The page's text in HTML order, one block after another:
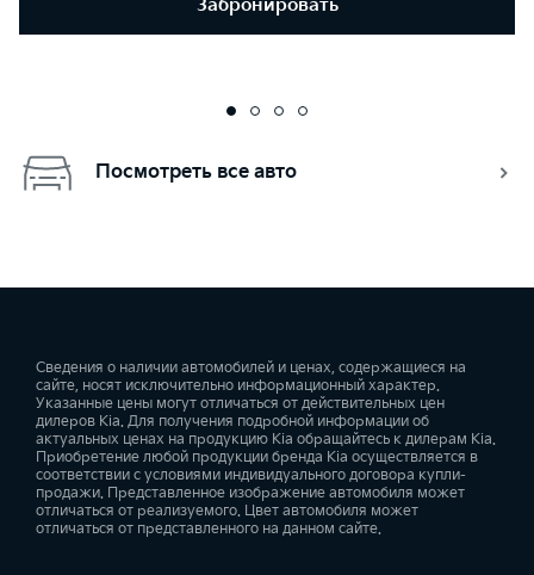
Забронировать
Посмотреть все авто
Сведения о наличии автомобилей и ценах, содержащиеся на
сайте, носят исключительно информационный характер.
Указанные цены могут отличаться от действительных цен
дилеров Kia. Для получения подробной информации об
актуальных ценах на продукцию Kia обращайтесь к дилерам Kia.
Приобретение любой продукции бренда Kia осуществляется в
соответствии с условиями индивидуального договора купли-
продажи. Представленное изображение автомобиля может
отличаться от реализуемого. Цвет автомобиля может
отличаться от представленного на данном сайте.